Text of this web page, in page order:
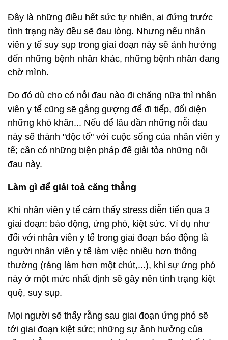
Đây là những điều hết sức tự nhiên, ai đứng trước
tình trạng này đều sẽ đau lòng. Nhưng nếu nhân
viên y tế suy sụp trong giai đoạn này sẽ ảnh hưởng
đến những bệnh nhân khác, những bệnh nhân đang
chờ mình.
Do đó dù cho có nỗi đau nào đi chăng nữa thì nhân
viên y tế cũng sẽ gắng gượng để đi tiếp, đối diện
những khó khăn... Nếu để lâu dần những nỗi đau
này sẽ thành "độc tố" với cuộc sống của nhân viên y
tế; cần có những biện pháp để giải tỏa những nổi
đau này.
Làm gì để giải toả căng thẳng
Khi nhân viên y tế cảm thấy stress diễn tiến qua 3
giai đoạn: báo động, ứng phó, kiệt sức. Ví dụ như
đối với nhân viên y tế trong giai đoạn báo động là
người nhân viên y tế làm việc nhiều hơn thông
thường (ráng làm hơn một chút,...), khi sự ứng phó
này ở một mức nhất định sẽ gây nên tình trạng kiệt
quệ, suy sụp.
Mọi người sẽ thấy rằng sau giai đoạn ứng phó sẽ
tới giai đoạn kiệt sức; những sự ảnh hưởng của